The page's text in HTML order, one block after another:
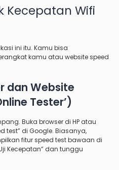
Kecepatan Wifi
ini itu. Kamu bisa
kamu atau website speed
dan Website
Tester’)
Buka browser di HP atau
test” di Google. Biasanya,
fitur speed test bawaan di
Kecepatan” dan tunggu